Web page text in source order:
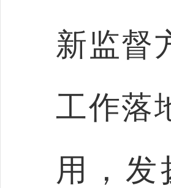
新监督
工作落
用，